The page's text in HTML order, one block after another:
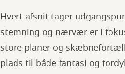
Hvert afsnit tager
stemning og nærvær er i
store planer og
plads til både fantasi og